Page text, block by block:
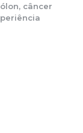
câncer